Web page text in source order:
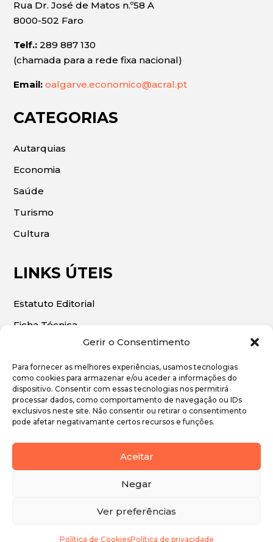
Gerir o Consentimento
Para fornecer as melhores experiências, usamos tecnologias
como cookies para armazenar e/ou aceder a informações do
dispositivo. Consentir com essas tecnologias nos permitirá
processar dados, como comportamento de navegação ou IDs
exclusivos neste site. Não consentir ou retirar o consentimento
pode afetar negativamante certos recursos e funções.
Aceitar
Negar
Ver preferências
Política de CookiesPolítica de privacidade
Rua Dr. José de Matos n.º58 A
8000-502 Faro
Telf.: 289 887 130
(chamada para a rede fixa nacional)
Email: oalgarve.economico@acral.pt
CATEGORIAS
Autarquias
Economia
Saúde
Turismo
Cultura
LINKS ÚTEIS
Estatuto Editorial
Ficha Técnica
© 2026 | O Algarve Económico. Todos os direitos
reservados.